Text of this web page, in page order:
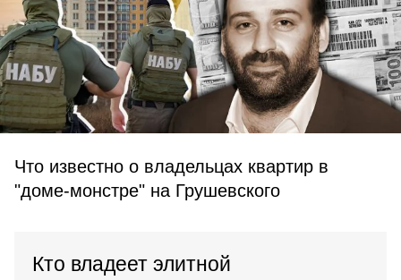
Что известно о владельцах квартир в
"доме-монстре" на Грушевского
Кто владеет элитной